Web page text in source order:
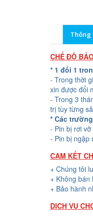
Thông
CHẾ ĐỘ
* 1 đổi 1
- Trong thời
xin được đổi
- Trong 3
trị tùy từng
* Các
- Pin bị rơi
- Pin bị ngập
CAM KẾT
+ Chúng tôi
+ Không
+ Bảo hành
DỊCH VỤ